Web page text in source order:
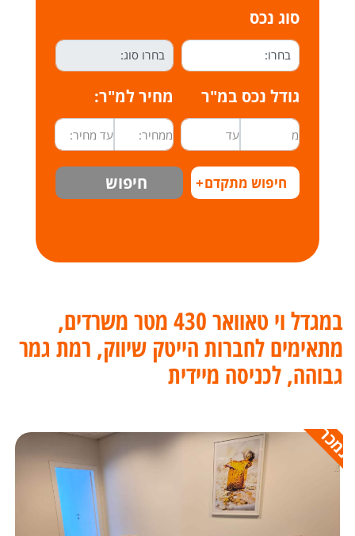
סוג נכס
גודל נכס במ"ר מחיר למ"ר:
חיפוש מתקדם+ חיפוש
במגדל וי טאוואר 430 מטר משרדים,
מתאימים לחברות הייטק שיווק, רמת גמר
גבוהה, לכניסה מיידית
נמכר